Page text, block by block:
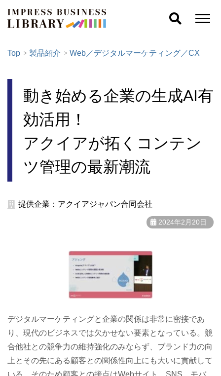
Top 製品紹介 Web／デジタルマーケティング／CX
動き始める企業の生成AI有
効活用！
アクイアが拓くコンテン
ツ管理の最新潮流
提供企業：アクイアジャパン合同会社
2024年2月20日
デジタルマーケティングと企業の関係は非常に密接であ
り、現代のビジネスでは欠かせない要素となっている。競
合他社との競争力の維持強化のみならず、ブランド力の向
上とその先にある顧客との関係性向上にも大いに貢献して
いる。そのため顧客との接点はWebサイト、SNS、モバ